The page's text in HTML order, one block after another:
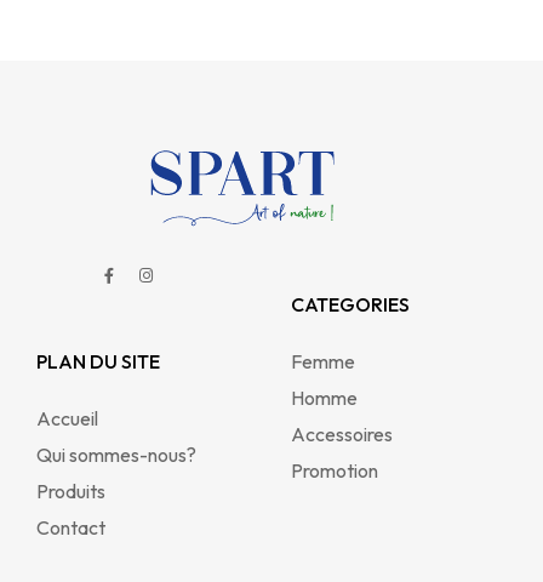
PLAN DU SITE
Accueil
Qui sommes-nous?
Produits
Contact
CATEGORIES
Femme
Homme
Accessoires
Promotion